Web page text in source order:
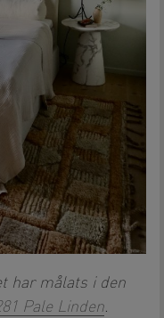
har målats i den
Pale Linden.